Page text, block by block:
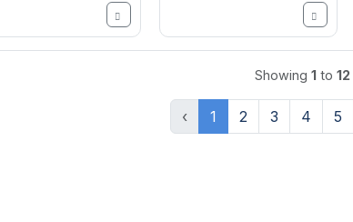
Showing 1 to 12
‹ 1 2 3 4 5